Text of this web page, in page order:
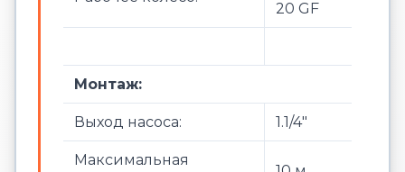
20 GF
Монтаж:
Выход насоса: 1.1/4"
Максимальная